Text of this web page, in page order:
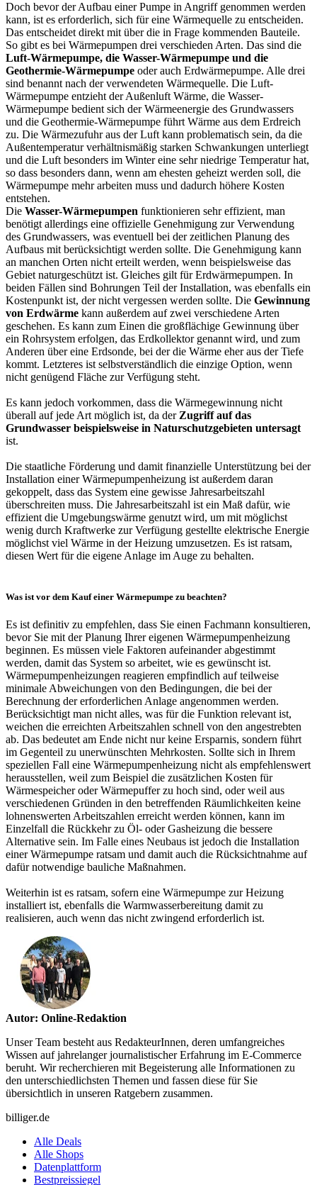
Doch bevor der Aufbau einer Pumpe in Angriff genommen werden
kann, ist es erforderlich, sich für eine Wärmequelle zu entscheiden.
Das entscheidet direkt mit über die in Frage kommenden Bauteile.
So gibt es bei Wärmepumpen drei verschieden Arten. Das sind die
Luft-Wärmepumpe, die Wasser-Wärmepumpe und die
Geothermie-Wärmepumpe oder auch Erdwärmepumpe. Alle drei
sind benannt nach der verwendeten Wärmequelle. Die Luft-
Wärmepumpe entzieht der Außenluft Wärme, die Wasser-
Wärmepumpe bedient sich der Wärmeenergie des Grundwassers
und die Geothermie-Wärmepumpe führt Wärme aus dem Erdreich
zu. Die Wärmezufuhr aus der Luft kann problematisch sein, da die
Außentemperatur verhältnismäßig starken Schwankungen unterliegt
und die Luft besonders im Winter eine sehr niedrige Temperatur hat,
so dass besonders dann, wenn am ehesten geheizt werden soll, die
Wärmepumpe mehr arbeiten muss und dadurch höhere Kosten
entstehen.
Die Wasser-Wärmepumpen funktionieren sehr effizient, man
benötigt allerdings eine offizielle Genehmigung zur Verwendung
des Grundwassers, was eventuell bei der zeitlichen Planung des
Aufbaus mit berücksichtigt werden sollte. Die Genehmigung kann
an manchen Orten nicht erteilt werden, wenn beispielsweise das
Gebiet naturgeschützt ist. Gleiches gilt für Erdwärmepumpen. In
beiden Fällen sind Bohrungen Teil der Installation, was ebenfalls ein
Kostenpunkt ist, der nicht vergessen werden sollte. Die Gewinnung
von Erdwärme kann außerdem auf zwei verschiedene Arten
geschehen. Es kann zum Einen die großflächige Gewinnung über
ein Rohrsystem erfolgen, das Erdkollektor genannt wird, und zum
Anderen über eine Erdsonde, bei der die Wärme eher aus der Tiefe
kommt. Letzteres ist selbstverständlich die einzige Option, wenn
nicht genügend Fläche zur Verfügung steht.
Es kann jedoch vorkommen, dass die Wärmegewinnung nicht
überall auf jede Art möglich ist, da derZugriff auf das
Grundwasser beispielsweise in Naturschutzgebieten untersagt
ist.
Die staatliche Förderung und damit finanzielle Unterstützung bei der
Installation einer Wärmepumpenheizung ist außerdem daran
gekoppelt, dass das System eine gewisse Jahresarbeitszahl
überschreiten muss. Die Jahresarbeitszahl ist ein Maß dafür, wie
effizient die Umgebungswärme genutzt wird, um mit möglichst
wenig durch Kraftwerke zur Verfügung gestellte elektrische Energie
möglichst viel Wärme in der Heizung umzusetzen. Es ist ratsam,
diesen Wert für die eigene Anlage im Auge zu behalten.
Was ist vor dem Kauf einer Wärmepumpe zu beachten?
Es ist definitiv zu empfehlen, dass Sie einen Fachmann konsultieren,
bevor Sie mit der Planung Ihrer eigenen Wärmepumpenheizung
beginnen. Es müssen viele Faktoren aufeinander abgestimmt
werden, damit das System so arbeitet, wie es gewünscht ist.
Wärmepumpenheizungen reagieren empfindlich auf teilweise
minimale Abweichungen von den Bedingungen, die bei der
Berechnung der erforderlichen Anlage angenommen werden.
Berücksichtigt man nicht alles, was für die Funktion relevant ist,
weichen die erreichten Arbeitszahlen schnell von den angestrebten
ab. Das bedeutet am Ende nicht nur keine Ersparnis, sondern führt
im Gegenteil zu unerwünschten Mehrkosten. Sollte sich in Ihrem
speziellen Fall eine Wärmepumpenheizung nicht als empfehlenswert
herausstellen, weil zum Beispiel die zusätzlichen Kosten für
Wärmespeicher oder Wärmepuffer zu hoch sind, oder weil aus
verschiedenen Gründen in den betreffenden Räumlichkeiten keine
lohnenswerten Arbeitszahlen erreicht werden können, kann im
Einzelfall die Rückkehr zu Öl- oder Gasheizung die bessere
Alternative sein. Im Falle eines Neubaus ist jedoch die Installation
einer Wärmepumpe ratsam und damit auch die Rücksichtnahme auf
dafür notwendige bauliche Maßnahmen.
Weiterhin ist es ratsam, sofern eine Wärmepumpe zur Heizung
installiert ist, ebenfalls die Warmwasserbereitung damit zu
realisieren, auch wenn das nicht zwingend erforderlich ist.
Autor: Online-Redaktion
Unser Team besteht aus RedakteurInnen, deren umfangreiches
Wissen auf jahrelanger journalistischer Erfahrung im E-Commerce
beruht. Wir recherchieren mit Begeisterung alle Informationen zu
den unterschiedlichsten Themen und fassen diese für Sie
übersichtlich in unseren Ratgebern zusammen.
billiger.de
Alle Deals
Alle Shops
Datenplattform
Bestpreissiegel